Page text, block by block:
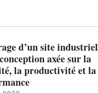
d’un site industriel
axée sur la
la productivité et la